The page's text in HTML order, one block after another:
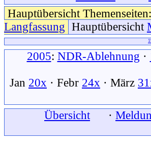
Hauptübersicht Themenseiten:
Langfassung Hauptübersicht
2005: NDR-Ablehnung ·
Jan 20x · Febr 24x · März
Übersicht ·